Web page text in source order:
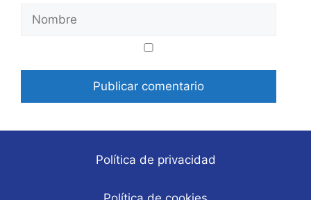
Nombre
electrónico
Política de privacidad